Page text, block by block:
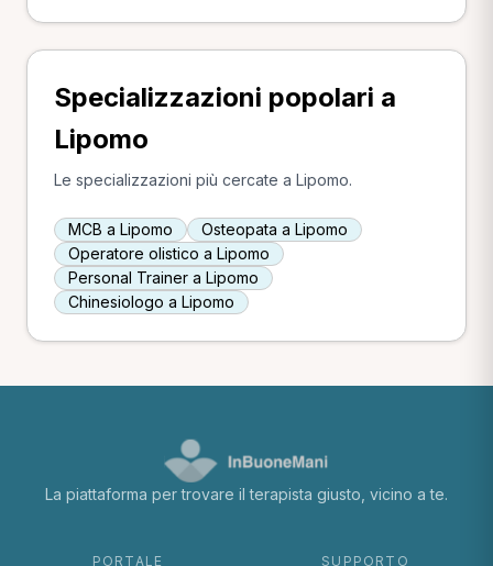
Specializzazioni popolari a
Lipomo
Le specializzazioni più cercate a Lipomo.
MCB a Lipomo
Osteopata a Lipomo
Operatore olistico a Lipomo
Personal Trainer a Lipomo
Chinesiologo a Lipomo
La piattaforma per trovare il terapista giusto, vicino a te.
PORTALE SUPPORTO